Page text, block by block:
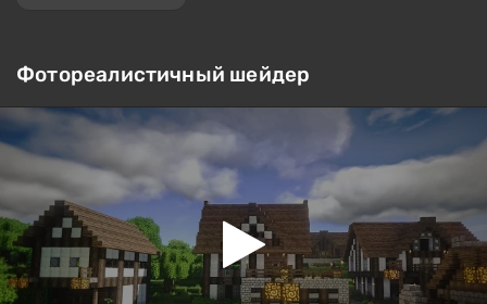
Фотореалистичный шейдер